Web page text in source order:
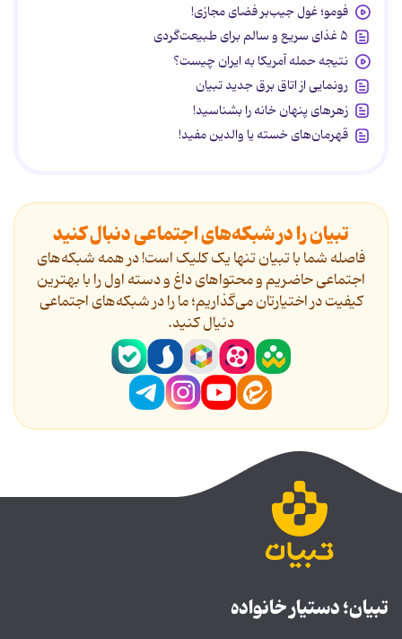
فومو؛ غول جیب‌بر فضای مجازی!
۵ غذای سریع و سالم برای طبیعت‌گردی
نتیجه حمله آمریکا به ایران چیست؟
رونمایی از اتاق برق جدید تبیان
زهرهای پنهان خانه را بشناسید!
قهرمان‌های خسته یا والدین مفید!
تبیان را در شبکه‌های اجتماعی دنبال کنید
فاصله شما با تبیان تنها یک کلیک است! در همه شبکه‌های
اجتماعی حاضریم و محتواهای داغ و دسته اول را با بهترین
کیفیت در اختیارتان می‌گذاریم؛ ما را در شبکه‌های اجتماعی
دنیال کنید.
تبیان؛ دستیار خانواده